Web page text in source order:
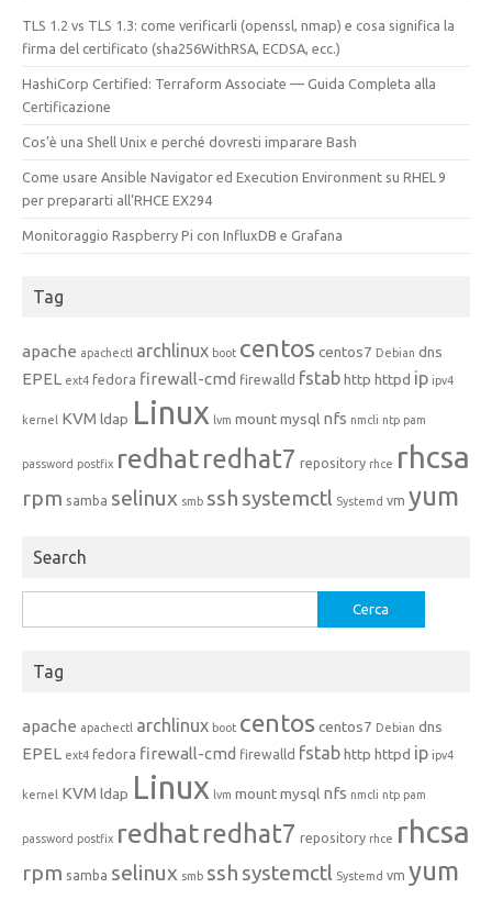
TLS 1.2 vs TLS 1.3: come verificarli (openssl, nmap) e cosa significa la
firma del certificato (sha256WithRSA, ECDSA, ecc.)
HashiCorp Certified: Terraform Associate — Guida Completa alla
Certificazione
Cos’è una Shell Unix e perché dovresti imparare Bash
Come usare Ansible Navigator ed Execution Environment su RHEL 9
per prepararti all’RHCE EX294
Monitoraggio Raspberry Pi con InfluxDB e Grafana
Tag
apache apachectl archlinux boot centoscentos7 Debian dns
EPEL ext4 fedora firewall-cmd firewalld fstabhttp httpd ip ipv4
kernel KVM ldap Linux lvm mountmysql nfs nmcli ntp pam
password postfix redhatredhat7 repository rhce rhcsa
rpm samba selinux smb ssh systemctl Systemd vm yum
Search
per:
Tag
apache apachectl archlinux boot centoscentos7 Debian dns
EPEL ext4 fedora firewall-cmd firewalld fstabhttp httpd ip ipv4
kernel KVM ldap Linux lvm mountmysql nfs nmcli ntp pam
password postfix redhatredhat7 repository rhce rhcsa
rpm samba selinux smb ssh systemctl Systemd vm yum